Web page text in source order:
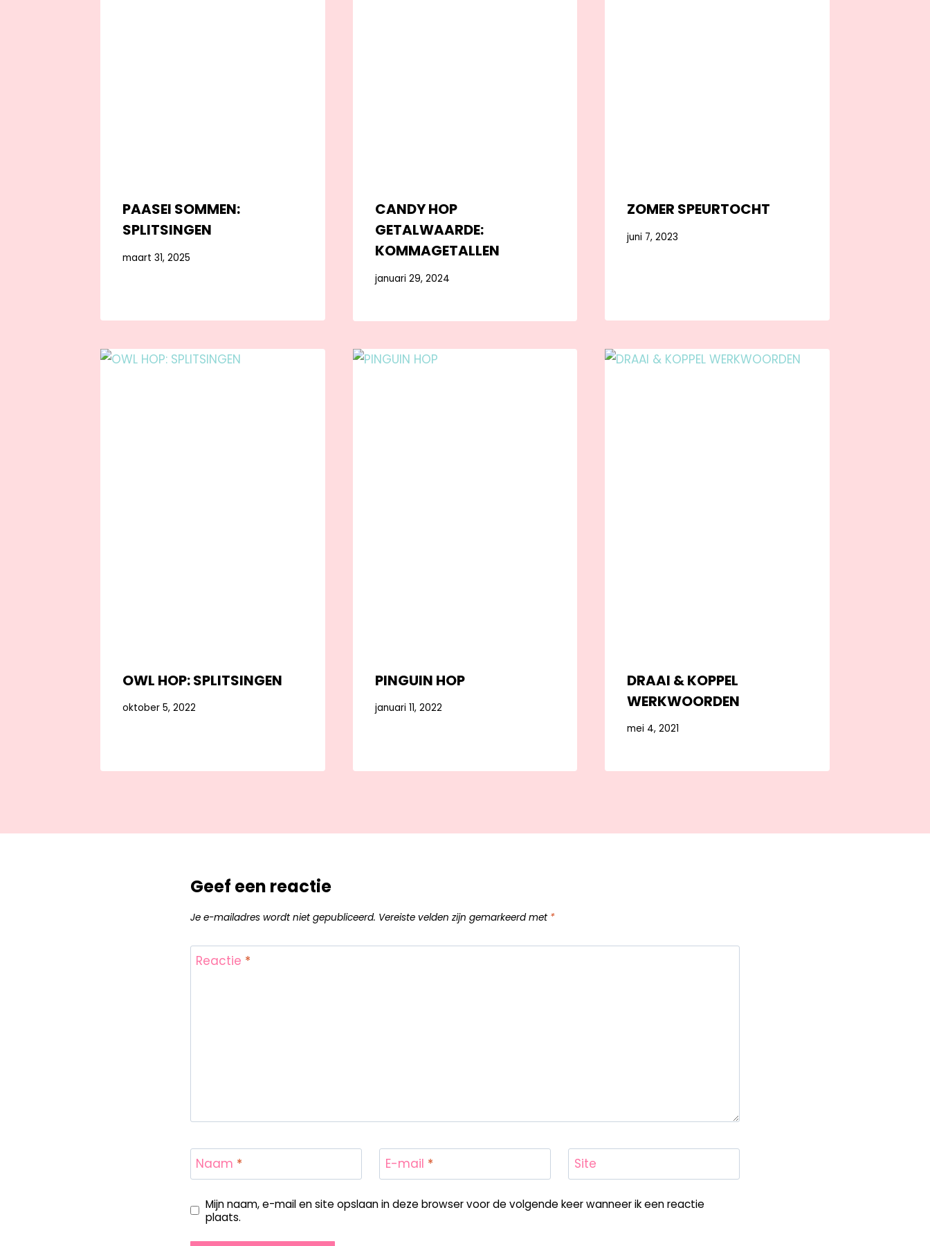
PAASEI SOMMEN:
SPLITSINGEN
maart 31, 2025
CANDY HOP
GETALWAARDE:
KOMMAGETALLEN
januari 29, 2024
ZOMER SPEURTOCHT
juni 7, 2023
OWL HOP: SPLITSINGEN
oktober 5, 2022
PINGUIN HOP
januari 11, 2022
DRAAI & KOPPEL
WERKWOORDEN
mei 4, 2021
Geef een reactie
Je e-mailadres wordt niet gepubliceerd. Vereiste velden zijn gemarkeerd met *
Reactie *
Naam * E-mail * Site
Mijn naam, e-mail en site opslaan in deze browser voor de volgende keer wanneer ik een reactie
plaats.